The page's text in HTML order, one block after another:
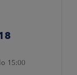
15:00